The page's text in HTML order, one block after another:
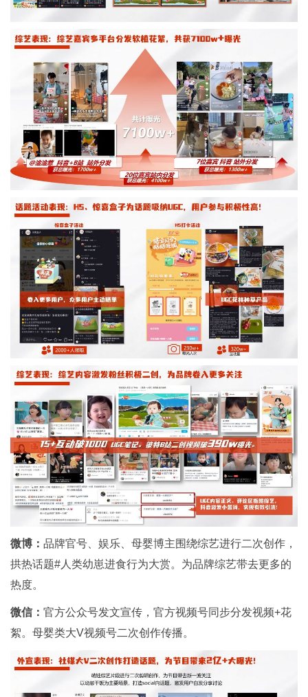
微博： 品牌官号、娱乐、母婴博主围绕综艺进行二次创作，
拱热话题#人类幼崽进食行为大赏。为品牌综艺带去更多的
热度。
微信： 官方公众号发文宣传，官方视频号同步分发视频+花
絮。母婴类大V视频号二次创作传播。